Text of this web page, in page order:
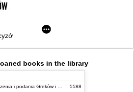
: jak obchodzić się z tymi, którzy nie
books in the library
Mitologia : wierzenia i podania Greków i Rzymian
5588